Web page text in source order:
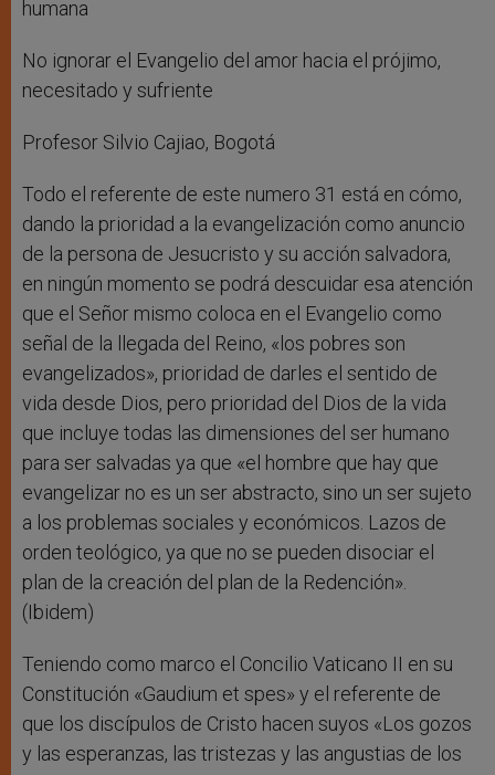
humana
No ignorar el Evangelio del amor hacia el prójimo,
necesitado y sufriente
Profesor Silvio Cajiao, Bogotá
Todo el referente de este numero 31 está en cómo,
dando la prioridad a la evangelización como anuncio
de la persona de Jesucristo y su acción salvadora,
en ningún momento se podrá descuidar esa atención
que el Señor mismo coloca en el Evangelio como
señal de la llegada del Reino, «los pobres son
evangelizados», prioridad de darles el sentido de
vida desde Dios, pero prioridad del Dios de la vida
que incluye todas las dimensiones del ser humano
para ser salvadas ya que «el hombre que hay que
evangelizar no es un ser abstracto, sino un ser sujeto
a los problemas sociales y económicos. Lazos de
orden teológico, ya que no se pueden disociar el
plan de la creación del plan de la Redención».
(Ibidem)
Teniendo como marco el Concilio Vaticano II en su
Constitución «Gaudium et spes» y el referente de
que los discípulos de Cristo hacen suyos «Los gozos
y las esperanzas, las tristezas y las angustias de los